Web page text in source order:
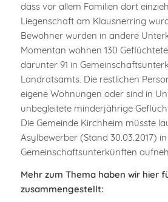
dass vor allem Familien dort
Liegenschaft am Klausnerring
Bewohner wurden in andere
Momentan wohnen 130
darunter 91 in
Landratsamts. Die restlichen
eigene Wohnungen oder sind in
unbegleitete minderjährige
Die Gemeinde Kirchheim müsste
Asylbewerber (Stand 30.03.2017) in
Gemeinschaftsunterkünften
Mehr zum Thema haben wir hier
zusammengestellt: